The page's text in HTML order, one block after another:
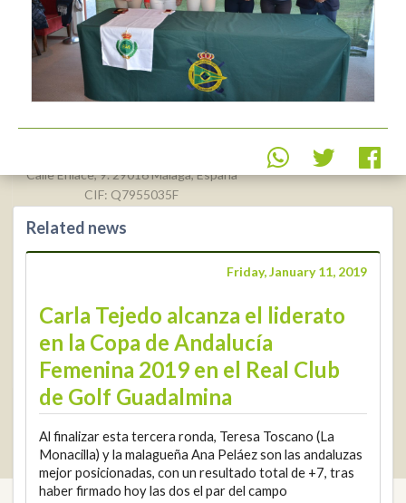
Related news
Friday, January 11, 2019
Carla Tejedo alcanza el liderato
en la Copa de Andalucía
Femenina 2019 en el Real Club
de Golf Guadalmina
Al finalizar esta tercera ronda, Teresa Toscano (La
Monacilla) y la malagueña Ana Peláez son las andaluzas
mejor posicionadas, con un resultado total de +7, tras
haber firmado hoy las dos el par del campo
Real Federación Andaluza de
Calle Enlace, 9. 29016 Málaga, España
CIF: Q7955035F
+34 952 225
590
Cookies Policy
Legal note © DarkSky
Tournaments widget
Login